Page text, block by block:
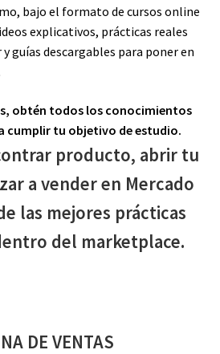
bajo el formato de cursos online
explicativos, prácticas reales
guías descargables para poner en
obtén todos los conocimientos
cumplir tu objetivo de estudio.
producto, abrir tu
a vender en Mercado
las mejores prácticas
del marketplace.
DE VENTAS